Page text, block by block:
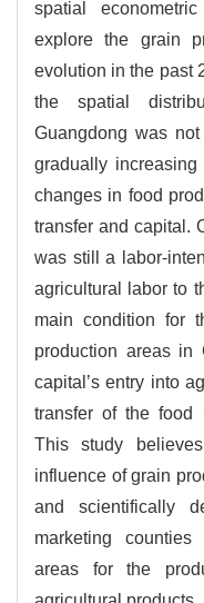
spatial
explore the grain
evolution in the past
the spatial
Guangdong was
gradually increasing
changes in food
transfer and capital.
was still a labor-
agricultural labor to
main condition for
production areas in
capital’s entry into
transfer of the food
This study
influence of grain
and scientifically
marketing
areas for the